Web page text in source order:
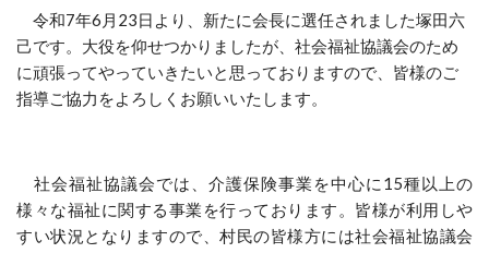
令和7年6 月 23日より、新たに会長に選任されました塚田六
己です。大役を仰せつかりましたが、社会福祉協議会のため
に頑張ってやっていきたいと思っておりますので、皆様のご
指導ご協力をよろしくお願いいたします。
社会福祉協議会では、介護保険事業を中心に 15種以上の
様々な福祉に関する事業を行っております。皆様が利用しや
すい状況となりますので、村民の皆様方には社会福祉協議会